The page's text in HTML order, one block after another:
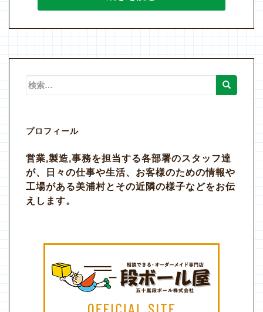
検
プロフィール
営業,製造,事務を担当する各部署のスタッフ達
が、日々の仕事や生活、お客様のための情報や
工場がある美浦村とその近隣の様子などをお伝
えします。